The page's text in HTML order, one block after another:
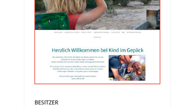
BESITZER